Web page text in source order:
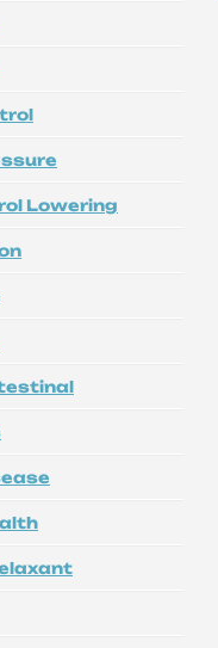
Lowering